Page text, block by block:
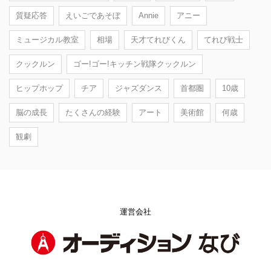
質疑応答 えいごであそぼ Annie アニー
ミュージカル教室 相場 天才てれびくん てれび戦士
クックルン ゴー!ゴー!キッチン戦隊クックルン
ヒップホップ チア ジャズダンス 首都圏 10歳
脳の成長 たくさんの経験 アート 美術館 何歳
観劇
運営会社